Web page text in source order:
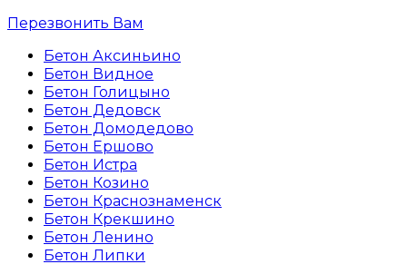
Перезвонить Вам
Бетон Аксиньино
Бетон Видное
Бетон Голицыно
Бетон Дедовск
Бетон Домодедово
Бетон Ершово
Бетон Истра
Бетон Козино
Бетон Краснознаменск
Бетон Крекшино
Бетон Ленино
Бетон Липки